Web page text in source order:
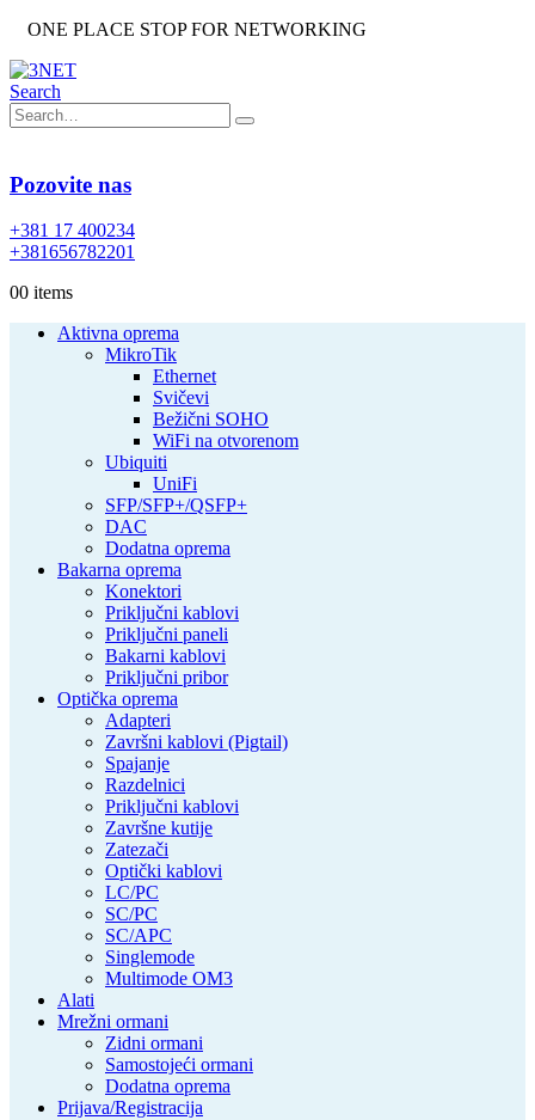
ONE PLACE STOP FOR NETWORKING
Search
Pozovite nas
+381 17 400234
+381656782201
00 items
Aktivna oprema
MikroTik
Ethernet
Svičevi
Bežični SOHO
WiFi na otvorenom
Ubiquiti
UniFi
SFP/SFP+/QSFP+
DAC
Dodatna oprema
Bakarna oprema
Konektori
Priključni kablovi
Priključni paneli
Bakarni kablovi
Priključni pribor
Optička oprema
Adapteri
Završni kablovi (Pigtail)
Spajanje
Razdelnici
Priključni kablovi
Završne kutije
Zatezači
Optički kablovi
LC/PC
SC/PC
SC/APC
Singlemode
Multimode OM3
Alati
Mrežni ormani
Zidni ormani
Samostojeći ormani
Dodatna oprema
Prijava/Registracija